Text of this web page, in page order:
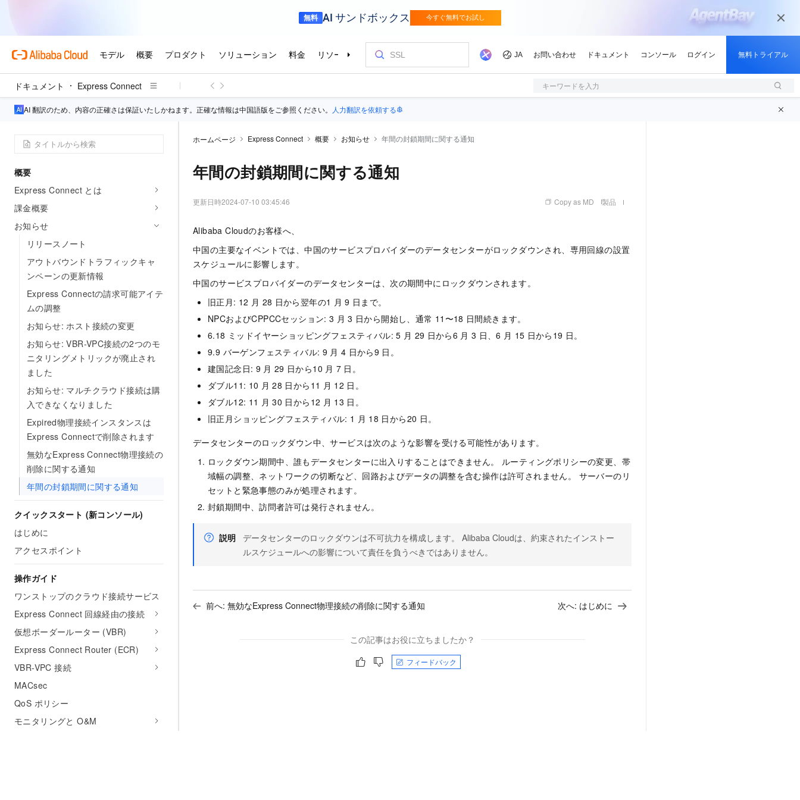
ドキュメント Express Connect キーワードを入力
AI 翻訳のため、内容の正確さは保証いたしかねます。正確な情報は中国語版をご参照ください。 人力翻訳を依頼する
概要
Express Connect とは
課金概要
お知らせ
リリースノート
アウトバウンドトラフィックキャ
ンペーンの更新情報
Express Connectの請求可能アイテ
ムの調整
お知らせ: ホスト接続の変更
お知らせ: VBR-VPC接続の2つのモ
ニタリングメトリックが廃止され
ました
お知らせ: マルチクラウド接続は購
入できなくなりました
Expired物理接続インスタンスは
Express Connectで削除されます
無効なExpress Connect物理接続の
削除に関する通知
年間の封鎖期間に関する通知
クイックスタート (新コンソール)
はじめに
アクセスポイント
操作ガイド
ワンストップのクラウド接続サービス
Express Connect 回線経由の接続
仮想ボーダールーター (VBR)
Express Connect Router (ECR)
VBR-VPC 接続
MACsec
QoS ポリシー
モニタリングと O&M
ホームページ Express Connect 概要 お知らせ 年間の封鎖期間に関する通知
年間の封鎖期間に関する通知
更新日時2024-07-10 03:45:46 Copy as MD 製品
Alibaba Cloudのお客様へ、
中国の主要なイベントでは、中国のサービスプロバイダーのデータセンターがロックダウンされ、専用回線の設置
スケジュールに影響します。
中国のサービスプロバイダーのデータセンターは、次の期間中にロックダウンされます。
旧正月: 12 月 28 日から翌年の1 月 9 日まで。
NPCおよびCPPCCセッション: 3 月 3 日から開始し、通常 11〜18 日間続きます。
6.18 ミッドイヤーショッピングフェスティバル: 5 月 29 日から6 月 3 日、6 月 15 日から19 日。
9.9 バーゲンフェスティバル: 9 月 4 日から9 日。
建国記念日: 9 月 29 日から10 月 7 日。
ダブル11: 10 月 28 日から11 月 12 日。
ダブル12: 11 月 30 日から12 月 13 日。
旧正月ショッピングフェスティバル: 1 月 18 日から20 日。
データセンターのロックダウン中、サービスは次のような影響を受ける可能性があります。
ロックダウン期間中、誰もデータセンターに出入りすることはできません。 ルーティングポリシーの変更、帯
域幅の調整、ネットワークの切断など、回路およびデータの調整を含む操作は許可されません。 サーバーのリ
セットと緊急事態のみが処理されます。
封鎖期間中、訪問者許可は発行されません。
説明 データセンターのロックダウンは不可抗力を構成します。 Alibaba Cloudは、約束されたインストー
ルスケジュールへの影響について責任を負うべきではありません。
前へ: 無効なExpress Connect物理接続の削除に関する通知 次へ: はじめに
この記事はお役に立ちましたか？
フィードバック